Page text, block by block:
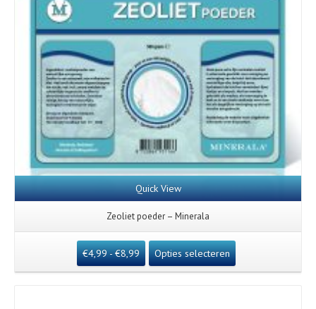
Quick View
Zeoliet poeder – Minerala
€4,99- €8,99 Opties selecteren